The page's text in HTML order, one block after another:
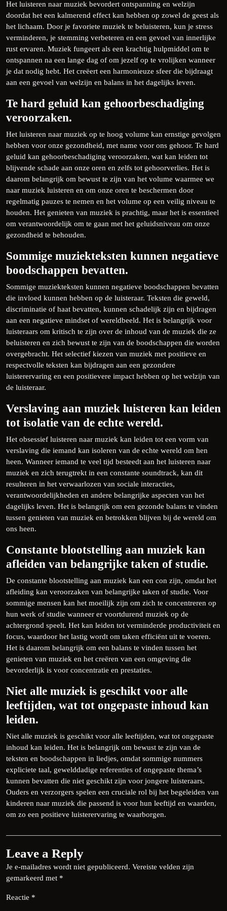
Het luisteren naar muziek bevordert ontspanning en welzijn
doordat het een kalmerend effect kan hebben op zowel de geest als
het lichaam. Door je favoriete muziek te beluisteren, kun je stress
verminderen, je stemming verbeteren en een gevoel van innerlijke
rust ervaren. Muziek fungeert als een krachtig hulpmiddel om te
ontspannen na een lange dag of om jezelf op te vrolijken wanneer
je dat nodig hebt. Het creëert een harmonieuze sfeer die bijdraagt
aan een gevoel van welzijn en balans in het dagelijks leven.
Te hard geluid kan gehoorbeschadiging
veroorzaken.
Het luisteren naar muziek op te hoog volume kan ernstige gevolgen
hebben voor onze gezondheid, met name voor ons gehoor. Te hard
geluid kan gehoorbeschadiging veroorzaken, wat kan leiden tot
blijvende schade aan onze oren en zelfs tot gehoorverlies. Het is
daarom belangrijk om bewust te zijn van het volume waarmee we
naar muziek luisteren en om onze oren te beschermen door
regelmatig pauzes te nemen en het volume op een veilig niveau te
houden. Het genieten van muziek is prachtig, maar het is essentieel
om verantwoordelijk om te gaan met het geluidsniveau om onze
gezondheid te behouden.
Sommige muziekteksten kunnen negatieve
boodschappen bevatten.
Sommige muziekteksten kunnen negatieve boodschappen bevatten
die invloed kunnen hebben op de luisteraar. Teksten die geweld,
discriminatie of haat bevatten, kunnen schadelijk zijn en bijdragen
aan een negatieve mindset of wereldbeeld. Het is belangrijk voor
luisteraars om kritisch te zijn over de inhoud van de muziek die ze
beluisteren en zich bewust te zijn van de boodschappen die worden
overgebracht. Het selectief kiezen van muziek met positieve en
respectvolle teksten kan bijdragen aan een gezondere
luisterervaring en een positievere impact hebben op het welzijn van
de luisteraar.
Verslaving aan muziek luisteren kan leiden
tot isolatie van de echte wereld.
Het obsessief luisteren naar muziek kan leiden tot een vorm van
verslaving die iemand kan isoleren van de echte wereld om hen
heen. Wanneer iemand te veel tijd besteedt aan het luisteren naar
muziek en zich terugtrekt in een constante soundtrack, kan dit
resulteren in het verwaarlozen van sociale interacties,
verantwoordelijkheden en andere belangrijke aspecten van het
dagelijks leven. Het is belangrijk om een gezonde balans te vinden
tussen genieten van muziek en betrokken blijven bij de wereld om
ons heen.
Constante blootstelling aan muziek kan
afleiden van belangrijke taken of studie.
De constante blootstelling aan muziek kan een con zijn, omdat het
afleiding kan veroorzaken van belangrijke taken of studie. Voor
sommige mensen kan het moeilijk zijn om zich te concentreren op
hun werk of studie wanneer er voortdurend muziek op de
achtergrond speelt. Het kan leiden tot verminderde productiviteit en
focus, waardoor het lastig wordt om taken efficiënt uit te voeren.
Het is daarom belangrijk om een balans te vinden tussen het
genieten van muziek en het creëren van een omgeving die
bevorderlijk is voor concentratie en prestaties.
Niet alle muziek is geschikt voor alle
leeftijden, wat tot ongepaste inhoud kan
leiden.
Niet alle muziek is geschikt voor alle leeftijden, wat tot ongepaste
inhoud kan leiden. Het is belangrijk om bewust te zijn van de
teksten en boodschappen in liedjes, omdat sommige nummers
expliciete taal, gewelddadige referenties of ongepaste thema’s
kunnen bevatten die niet geschikt zijn voor jongere luisteraars.
Ouders en verzorgers spelen een cruciale rol bij het begeleiden van
kinderen naar muziek die passend is voor hun leeftijd en waarden,
om zo een positieve luisterervaring te waarborgen.
Leave a Reply
Je e-mailadres wordt niet gepubliceerd. Vereiste velden zijn
gemarkeerd met *
Reactie *